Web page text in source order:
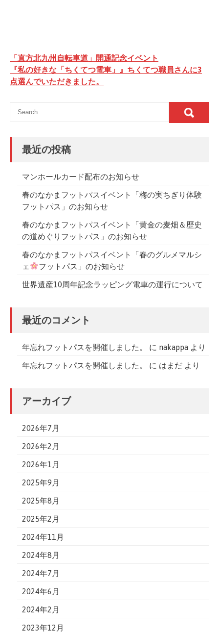
投
稿
ナ
ビ
ゲ
シ
ョ
ン
「直方北九州自転車道」開通記念イベント
『私の好きな「ちくてつ電車」』ちくてつ職員さんに3
点選んでいただきました。
最近の投稿
マンホールカード配布のお知らせ
春のなかまフットパスイベント「梅の実ちぎり体験
フットパス」のお知らせ
春のなかまフットパスイベント「黄金の麦畑＆歴史
の道めぐりフットパス」のお知らせ
春のなかまフットパスイベント「春のグルメマルシ
ェ
フットパス」のお知らせ
世界遺産10周年記念ラッピング電車の運行について
最近のコメント
年忘れフットパスを開催しました。 に nakappa より
年忘れフットパスを開催しました。 に はまだ より
アーカイブ
2026年7月
2026年2月
2026年1月
2025年9月
2025年8月
2025年2月
2024年11月
2024年8月
2024年7月
2024年6月
2024年2月
2023年12月